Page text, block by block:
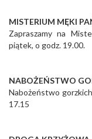
MISTERIUM MĘKI
Zapraszamy na
piątek, o godz. 19.00.
NABOŻEŃSTWO
Nabożeństwo
17.15